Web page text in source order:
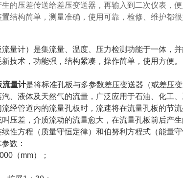
的压差传送给差压变送器，再输入到二次仪表，
结构简单，测量准确，使用可靠，检修、维护都很
量计）是集流量、温度、压力检测功能于一体，
技术，功能强，结构紧凑，操作简单，使用方便。
流量计是将标准孔板与多参数差压变送器（或差压
、液体及天然气的流量，广泛应用于石油、化工
经管道内的流量孔板时，流速将在流量孔板的节
压差，介质流动的流量愈大，在流量孔板前后产
性方程（质量守恒定律）和伯努利方程式（能量守
数：
（mm）；